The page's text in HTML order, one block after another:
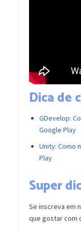
Dica de
GDevelop:
Google Play
Unity: Como
Play
Super
Se inscreva em
que gostar com